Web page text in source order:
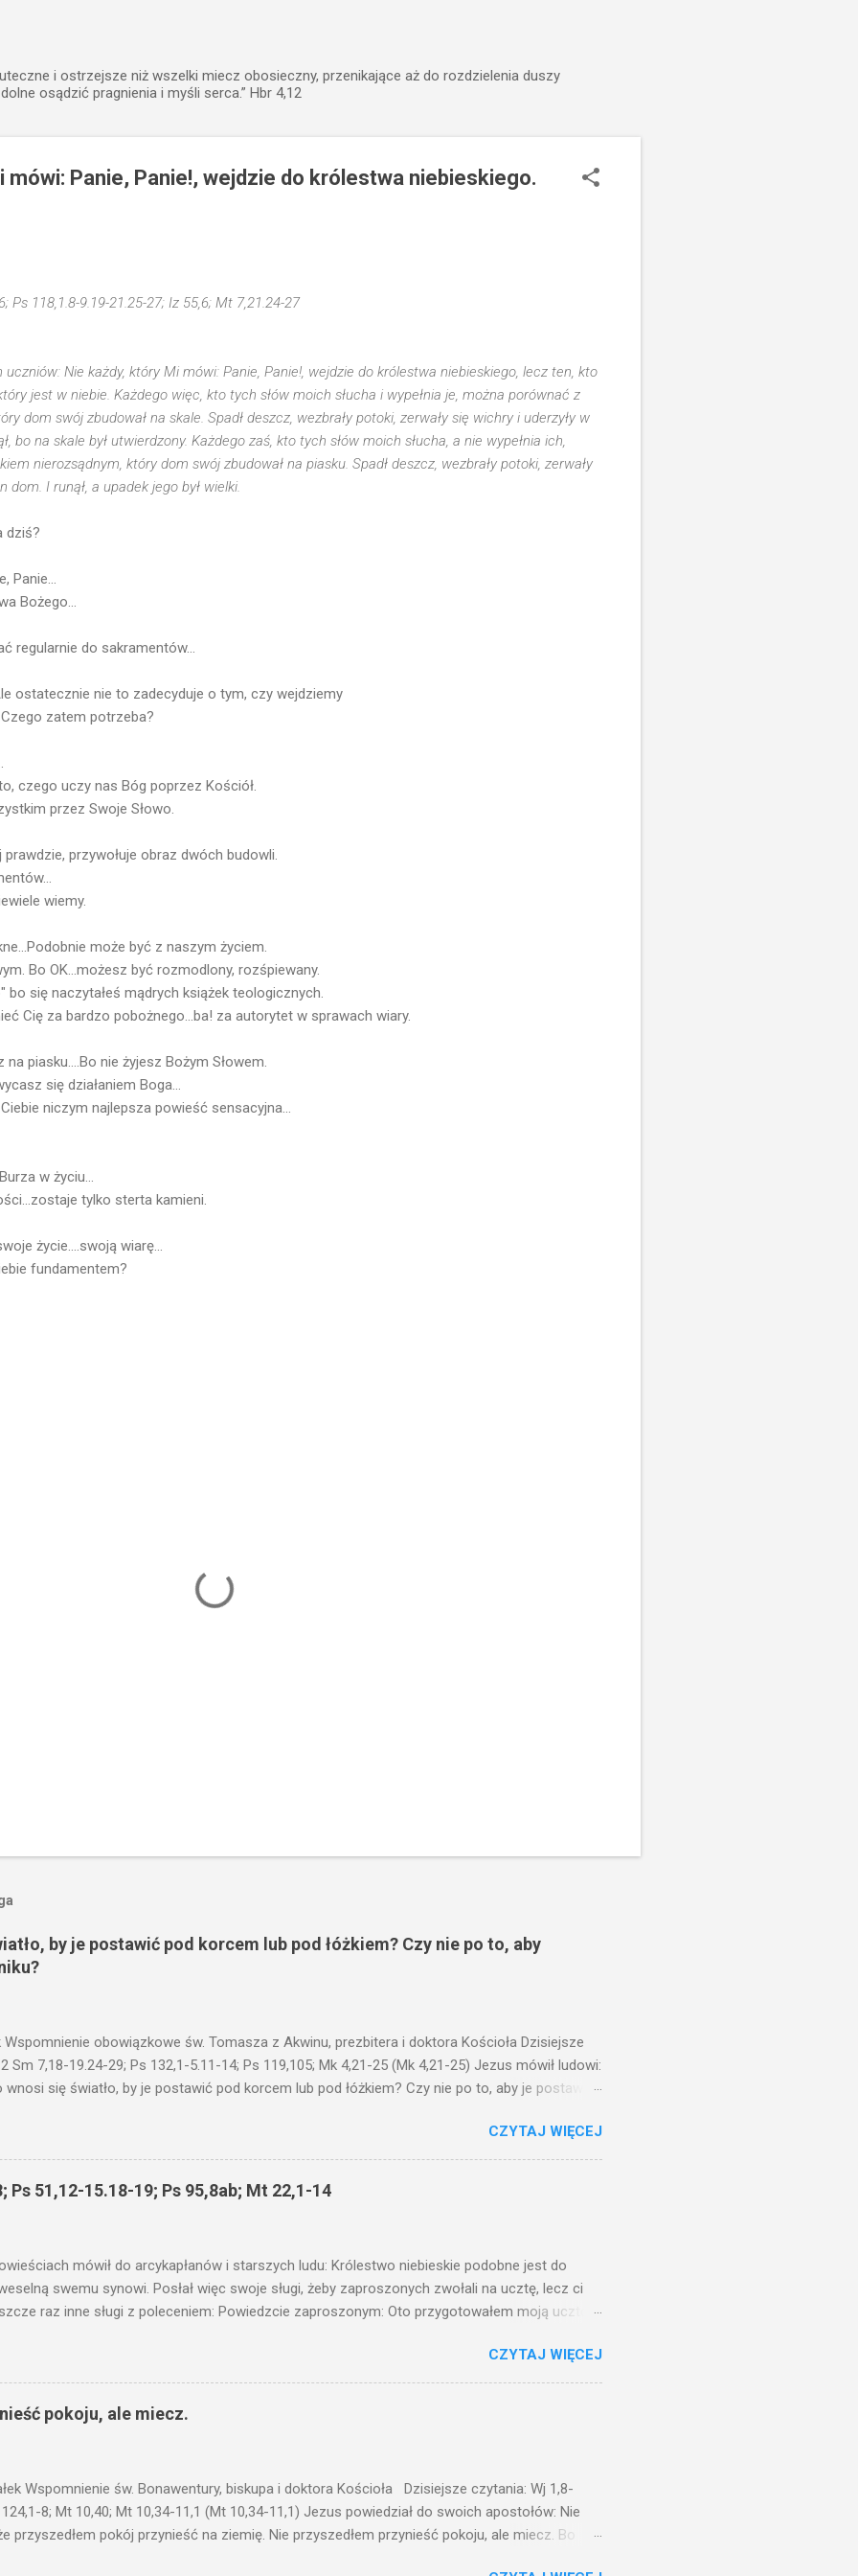
i ostrzejsze niż wszelki miecz obosieczny, przenikające aż do rozdzielenia duszy
osądzić pragnienia i myśli serca.” Hbr 4,12
mówi: Panie, Panie!, wejdzie do królestwa niebieskiego.
Ps 118,1.8-9.19-21.25-27; Iz 55,6; Mt 7,21.24-27
uczniów: Nie każdy, który Mi mówi: Panie, Panie!, wejdzie do królestwa niebieskiego, lecz ten, kto
jest w niebie. Każdego więc, kto tych słów moich słucha i wypełnia je, można porównać z
dom swój zbudował na skale. Spadł deszcz, wezbrały potoki, zerwały się wichry i uderzyły w
bo na skale był utwierdzony. Każdego zaś, kto tych słów moich słucha, a nie wypełnia ich,
nierozsądnym, który dom swój zbudował na piasku. Spadł deszcz, wezbrały potoki, zerwały
dom. I runął, a upadek jego był wielki.
dziś?
Panie...
Bożego...
regularnie do sakramentów...
ostatecznie nie to zadecyduje o tym, czy wejdziemy
zatem potrzeba?
czego uczy nas Bóg poprzez Kościół.
przez Swoje Słowo.
przywołuje obraz dwóch budowli.
wiemy.
może być z naszym życiem.
Bo OK...możesz być rozmodlony, rozśpiewany.
bo się naczytałeś mądrych książek teologicznych.
Cię za bardzo pobożnego...ba! za autorytet w sprawach wiary.
piasku....Bo nie żyjesz Bożym Słowem.
się działaniem Boga...
niczym najlepsza powieść sensacyjna...
w życiu...
tylko sterta kamieni.
życie....swoją wiarę...
fundamentem?
by je postawić pod korcem lub pod łóżkiem? Czy nie po to, aby
Wspomnienie obowiązkowe św. Tomasza z Akwinu, prezbitera i doktora Kościoła Dzisiejsze
Sm 7,18-19.24-29; Ps 132,1-5.11-14; Ps 119,105; Mk 4,21-25 (Mk 4,21-25) Jezus mówił ludowi:
wnosi się światło, by je postawić pod korcem lub pod łóżkiem? Czy nie po to, aby je postawić
I mówił im: Uważajcie na to, czego słuchacie. Taką samą miarą, jaką wy mierzycie,
i jeszcze wam dołożą. Bo kto ma, temu będzie dane; a kto nie ma, pozbawią go i tego, co
fragmencie z Ewangelii Jezus kontynuuje przypowieści.... Czy po to wnosi się światło,
pod korcem lub pod łóżkiem? Czy nie po to, aby je postawić na świeczniku? Nie ma
CZYTAJ WIĘCEJ
Ps 51,12-15.18-19; Ps 95,8ab; Mt 22,1-14
mówił do arcykapłanów i starszych ludu: Królestwo niebieskie podobne jest do
swemu synowi. Posłał więc swoje sługi, żeby zaproszonych zwołali na ucztę, lecz ci
raz inne sługi z poleceniem: Powiedzcie zaproszonym: Oto przygotowałem moją ucztę:
a inni pochwycili jego sługi i znieważywszy [ich], pozabijali. Na to król uniósł się
i kazał wytracić owych zabójców, a miasto ich spalić. Wtedy rzekł swoim sługom: Uczta
nie byli jej godni. Idźcie więc na rozstajne drogi i zaproście na ucztę wszystkich,
wyszli na drogi i sprowadzili wszystkich, których napotkali: złych i dobrych. I sala zapełniła się
się pr...
CZYTAJ WIĘCEJ
pokoju, ale miecz.
Wspomnienie św. Bonawentury, biskupa i doktora Kościoła Dzisiejsze czytania: Wj 1,8-
124,1-8; Mt 10,40; Mt 10,34-11,1 (Mt 10,34-11,1) Jezus powiedział do swoich apostołów: Nie
przyszedłem pokój przynieść na ziemię. Nie przyszedłem przynieść pokoju, ale miecz. Bo